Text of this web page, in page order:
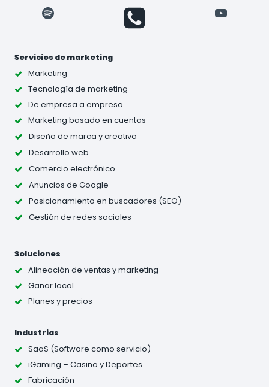
Spotify YouTube
Servicios de marketing
Marketing
Tecnología de marketing
De empresa a empresa
Marketing basado en cuentas
Diseño de marca y creativo
Desarrollo web
Comercio electrónico
Anuncios de Google
Posicionamiento en buscadores (SEO)
Gestión de redes sociales
Soluciones
Alineación de ventas y marketing
Ganar local
Planes y precios
Industrias
SaaS (Software como servicio)
iGaming – Casino y Deportes
Fabricación